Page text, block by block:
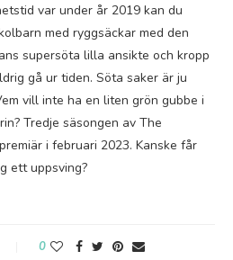
var under år 2019 kan du
med ryggsäckar med den
supersöta lilla ansikte och kropp
gå ur tiden. Söta saker är ju
vill inte ha en liten grön gubbe i
Tredje säsongen av The
i februari 2023. Kanske får
ett uppsving?
0